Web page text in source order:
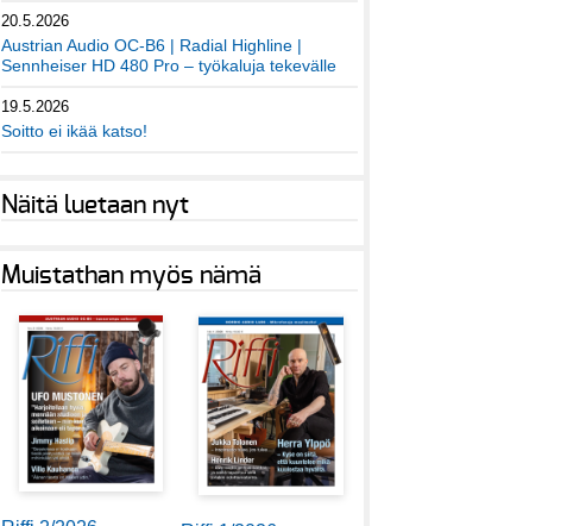
20.5.2026
Austrian Audio OC-B6 | Radial Highline |
Sennheiser HD 480 Pro – työkaluja tekevälle
19.5.2026
Soitto ei ikää katso!
Näitä luetaan nyt
Muistathan myös nämä